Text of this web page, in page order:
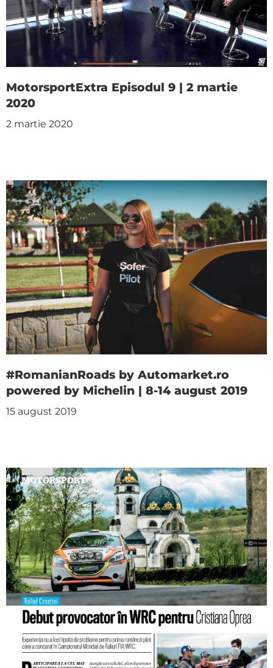
MotorsportExtra Episodul 9 | 2 martie
2020
2 martie 2020
#RomanianRoads by Automarket.ro
powered by Michelin | 8-14 august 2019
15 august 2019